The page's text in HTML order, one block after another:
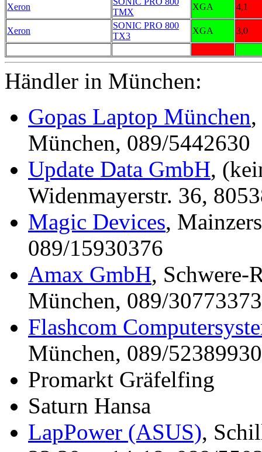
Xeron
TMX
XGA 4,1
Xeron
SONIC PRO 800
TX3
XGA 3,0
Händler in München:
Gopas Laptop München
München, 089/5442630
Update Data GmbH,
Widenmayerstr. 36,
Magic Devices,
089/15930376
Amax GmbH, Schwere-
München, 089/30773373
Flashcom
München, 089/52389930
Promarkt Gräfelfing
Saturn Hansa
LapPower (ASUS),